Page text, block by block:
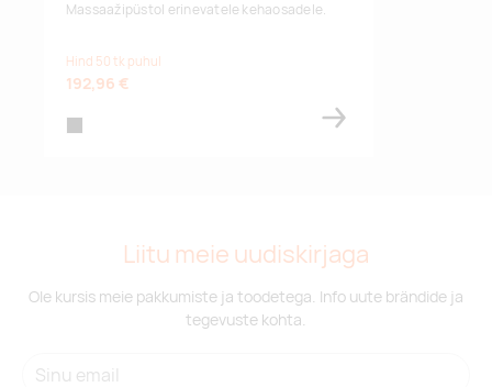
Massaažipüstol erinevatele kehaosadele.
Hind 50 tk puhul
192,96 €
Liitu meie uudiskirjaga
Ole kursis meie pakkumiste ja toodetega. Info uute brändide ja
tegevuste kohta.